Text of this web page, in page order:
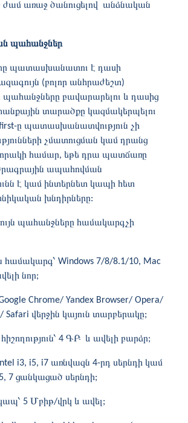
ժամ առաջ ծանուցելով անձնական
պահանջներ
պատասխանատու է դասի
(բոլոր անհրաժեշտ)
բավարարելու և դասից
տարածքը կազմակերպելու
ը պատասխանատվություն չի
չմատուցման կամ դրանց
համար, եթե դրա պատճառը
ապահովման
է կամ ինտերնետ կապի հետ
խնդիրները:
պահանջները համակարգչի
համակարգ՝ Windows 7/8/8.1/10, Mac
նոր;
Chrome/ Yandex Browser/ Opera/
Safari վերջին կայուն տարբերակը;
4 ԳԲ և ավելի բարձր;
i3, i5, i7 առնվազն 4-րդ սերնդի կամ
7 ցանկացած սերնդի;
5 Մբիթ/վրկ և ավել;